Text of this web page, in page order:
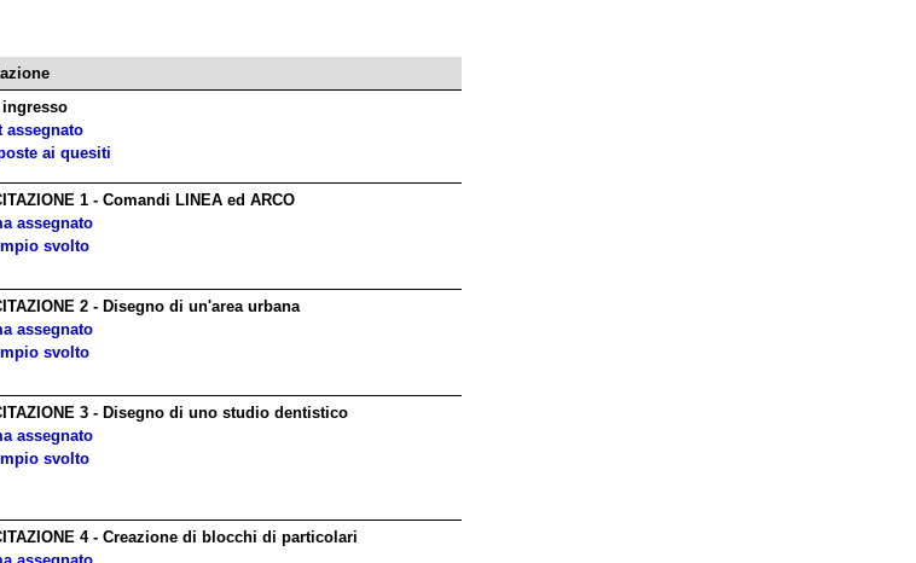
assegnato
ai quesiti
1 - Comandi LINEA ed ARCO
assegnato
svolto
2 - Disegno di un'area urbana
assegnato
svolto
3 - Disegno di uno studio dentistico
assegnato
svolto
4 - Creazione di blocchi di particolari